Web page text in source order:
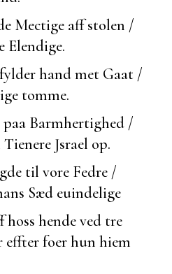
Mectige aff stolen /
Elendige.
hand met Gaat /
tomme.
Barmhertighed /
Jsrael op.
til vore Fedre /
Sæd euindelige
hende ved tre
effterfoer hun hiem